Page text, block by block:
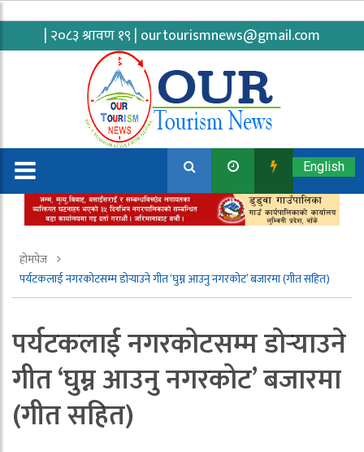
| २०८३ श्रावण १९ | ourtourismnews@gmail.com
English
होमपेज
पर्यटकलाई नगरकोटसम्म डोर्‍याउने गीत ‘घुम्न आउनु नगरकोट’ बजारमा (गीत सहित)
पर्यटकलाई नगरकोटसम्म डोर्‍याउने
गीत ‘घुम्न आउनु नगरकोट’ बजारमा
(गीत सहित)